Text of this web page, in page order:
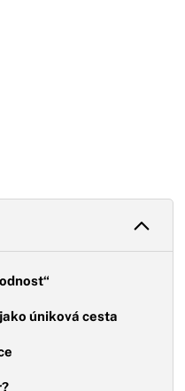
úniková cesta